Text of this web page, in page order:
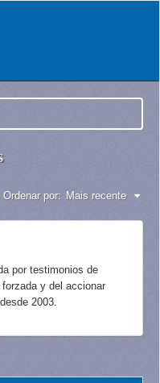
Ordenar por: Mais recente
por testimonios de
y del accionar
2003.